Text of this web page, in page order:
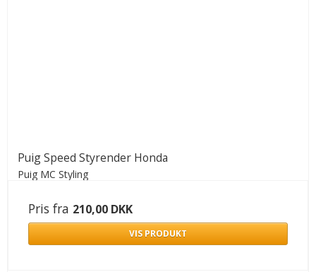
Puig Speed Styrender Honda
Puig MC Styling
Pris fra 210,00 DKK
VIS PRODUKT